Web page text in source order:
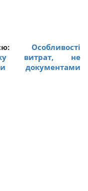
Особливості
витрат, не
документами